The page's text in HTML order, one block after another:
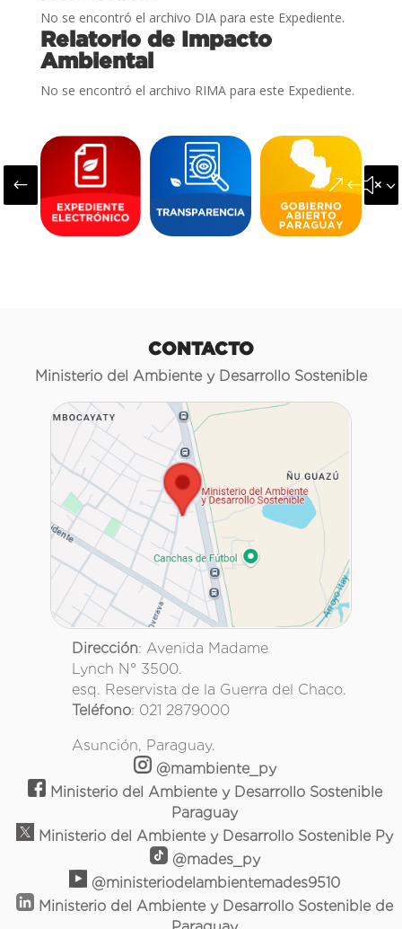
No se encontró el archivo DIA para este Expediente.
Relatorio de Impacto
Ambiental
No se encontró el archivo RIMA para este Expediente.
#
CONTACTO
Ministerio del Ambiente y Desarrollo Sostenible
Dirección: Avenida Madame
Lynch N° 3500.
esq. Reservista de la Guerra del Chaco.
Teléfono: 021 2879000
Asunción, Paraguay.
@mambiente_py
Ministerio del Ambiente y Desarrollo Sostenible
Paraguay
Ministerio del Ambiente y Desarrollo Sostenible Py
@mades_py
@ministeriodelambientemades9510
Ministerio del Ambiente y Desarrollo Sostenible de